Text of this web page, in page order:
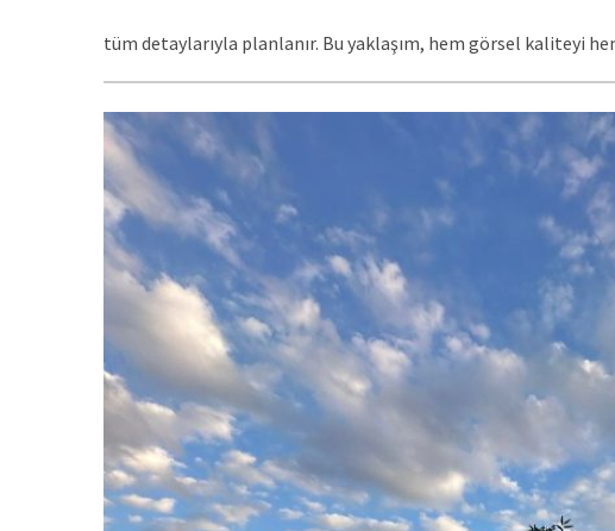
tüm detaylarıyla planlanır. Bu yaklaşım, hem görsel kaliteyi